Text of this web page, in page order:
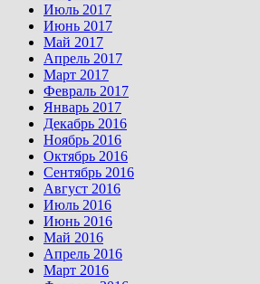
Июль 2017
Июнь 2017
Май 2017
Апрель 2017
Март 2017
Февраль 2017
Январь 2017
Декабрь 2016
Ноябрь 2016
Октябрь 2016
Сентябрь 2016
Август 2016
Июль 2016
Июнь 2016
Май 2016
Апрель 2016
Март 2016